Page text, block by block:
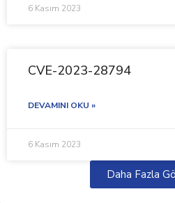
6 Kasım 2023
CVE-2023-28794
DEVAMINI OKU »
6 Kasım 2023
Daha Fazla